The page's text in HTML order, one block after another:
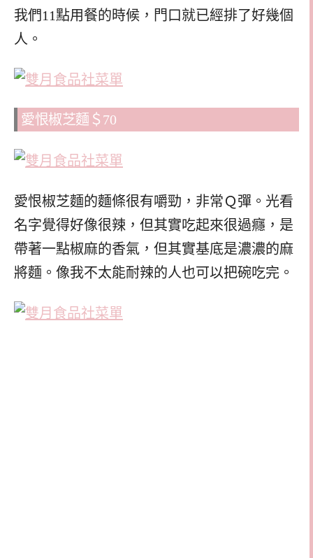
我們11點用餐的時候，門口就已經排了好幾個
人。
愛恨椒芝麵＄70
愛恨椒芝麵的麵條很有嚼勁，非常Ｑ彈。光看
名字覺得好像很辣，但其實吃起來很過癮，是
帶著一點椒麻的香氣，但其實基底是濃濃的麻
將麵。像我不太能耐辣的人也可以把碗吃完。